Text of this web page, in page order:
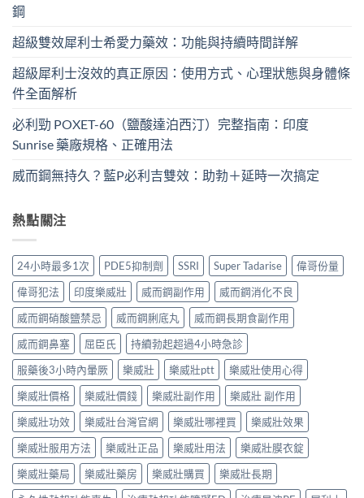
鋼
超級雙效犀利士希愛力藥效：功能與持續時間詳解
超級犀利士沒效的真正原因：使用方式、心理狀態與身體條
件全面解析
必利勁 POXET-60（鹽酸達泊西汀）完整指南：印度
Sunrise 藥廠規格、正確用法
威而鋼無持久？藍P必利吉雙效：助勃＋延時一次搞定
熱點關注
24小時最多1次 PDE5抑制劑 SSRI Super Tadarise
偉哥份量
偉哥犯法
印度樂威壯 威而鋼副作用
威而鋼消化不良
威而鋼硝酸鹽禁忌
威而鋼脷底丸
威而鋼長期食副作用
威而鋼鼻塞
屈臣氏
持續勃起超過4小時急診
服藥後3小時內暈厥
樂威壯 樂威壯ptt
樂威壯使用心得
樂威壯價格
樂威壯價錢 樂威壯副作用
樂威壯 副作用
樂威壯功效
樂威壯台灣官網 樂威壯哪裡買
樂威壯效果
樂威壯服用方法
樂威壯正品 樂威壯用法
樂威壯膜衣錠
樂威壯藥局
樂威壯藥房 樂威壯購買
樂威壯長期